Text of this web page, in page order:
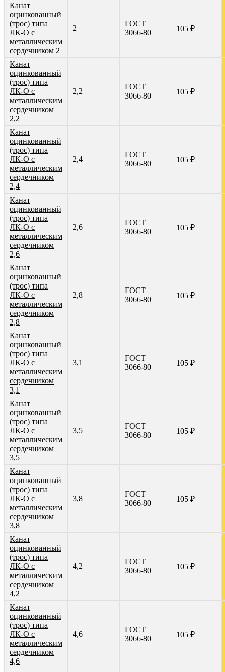
Канат
оцинкованный
(трос) типа
ЛК-О с
металлическим
сердечником 2
2
ГОСТ
3066-80
105 ₽
Канат
оцинкованный
(трос) типа
ЛК-О с
металлическим
сердечником
2,2
2,2
ГОСТ
3066-80
105 ₽
Канат
оцинкованный
(трос) типа
ЛК-О с
металлическим
сердечником
2,4
2,4
ГОСТ
3066-80
105 ₽
Канат
оцинкованный
(трос) типа
ЛК-О с
металлическим
сердечником
2,6
2,6
ГОСТ
3066-80
105 ₽
Канат
оцинкованный
(трос) типа
ЛК-О с
металлическим
сердечником
2,8
2,8
ГОСТ
3066-80
105 ₽
Канат
оцинкованный
(трос) типа
ЛК-О с
металлическим
сердечником
3,1
3,1
ГОСТ
3066-80
105 ₽
Канат
оцинкованный
(трос) типа
ЛК-О с
металлическим
сердечником
3,5
3,5
ГОСТ
3066-80
105 ₽
Канат
оцинкованный
(трос) типа
ЛК-О с
металлическим
сердечником
3,8
3,8
ГОСТ
3066-80
105 ₽
Канат
оцинкованный
(трос) типа
ЛК-О с
металлическим
сердечником
4,2
4,2
ГОСТ
3066-80
105 ₽
Канат
оцинкованный
(трос) типа
ЛК-О с
металлическим
сердечником
4,6
4,6
ГОСТ
3066-80
105 ₽